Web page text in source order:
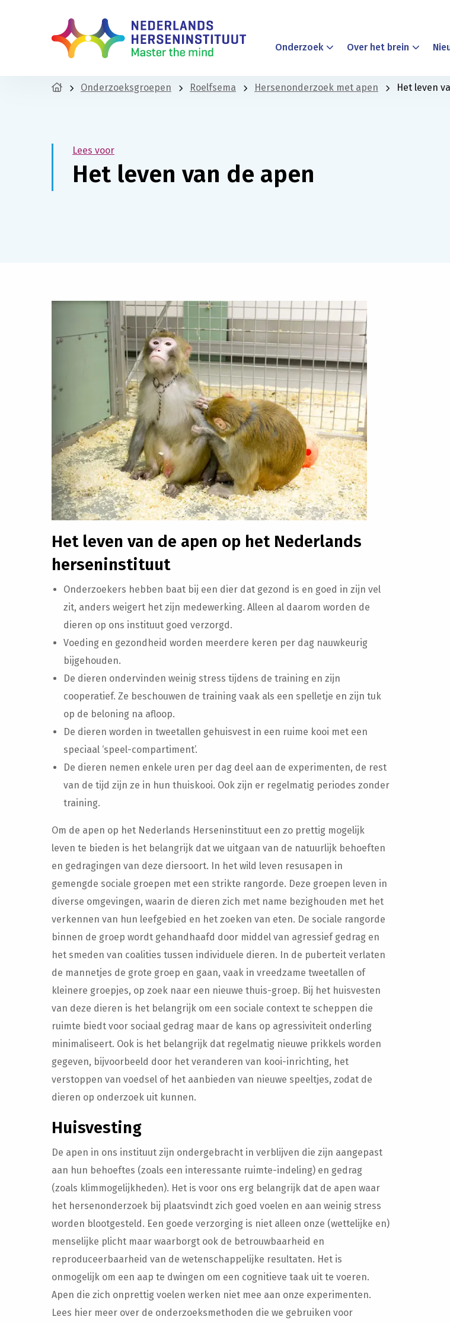
Onderzoek Over het brein
Onderzoeksgroepen Roelfsema Hersenonderzoek met apen Het leven
Lees voor
Het leven van de apen
Het leven van de apen op het Nederlands
herseninstituut
Onderzoekers hebben baat bij een dier dat gezond is en goed in zijn vel
zit, anders weigert het zijn medewerking. Alleen al daarom worden de
dieren op ons instituut goed verzorgd.
Voeding en gezondheid worden meerdere keren per dag nauwkeurig
bijgehouden.
De dieren ondervinden weinig stress tijdens de training en zijn
cooperatief. Ze beschouwen de training vaak als een spelletje en zijn tuk
op de beloning na afloop.
De dieren worden in tweetallen gehuisvest in een ruime kooi met een
speciaal ‘speel-compartiment’.
De dieren nemen enkele uren per dag deel aan de experimenten, de rest
van de tijd zijn ze in hun thuiskooi. Ook zijn er regelmatig periodes zonder
training.
Om de apen op het Nederlands Herseninstituut een zo prettig mogelijk
leven te bieden is het belangrijk dat we uitgaan van de natuurlijk behoeften
en gedragingen van deze diersoort. In het wild leven resusapen in
gemengde sociale groepen met een strikte rangorde. Deze groepen leven in
diverse omgevingen, waarin de dieren zich met name bezighouden met het
verkennen van hun leefgebied en het zoeken van eten. De sociale rangorde
binnen de groep wordt gehandhaafd door middel van agressief gedrag en
het smeden van coalities tussen individuele dieren. In de puberteit verlaten
de mannetjes de grote groep en gaan, vaak in vreedzame tweetallen of
kleinere groepjes, op zoek naar een nieuwe thuis-groep. Bij het huisvesten
van deze dieren is het belangrijk om een sociale context te scheppen die
ruimte biedt voor sociaal gedrag maar de kans op agressiviteit onderling
minimaliseert. Ook is het belangrijk dat regelmatig nieuwe prikkels worden
gegeven, bijvoorbeeld door het veranderen van kooi-inrichting, het
verstoppen van voedsel of het aanbieden van nieuwe speeltjes, zodat de
dieren op onderzoek uit kunnen.
Huisvesting
De apen in ons instituut zijn ondergebracht in verblijven die zijn aangepast
aan hun behoeftes (zoals een interessante ruimte-indeling) en gedrag
(zoals klimmogelijkheden). Het is voor ons erg belangrijk dat de apen waar
het hersenonderzoek bij plaatsvindt zich goed voelen en aan weinig stress
worden blootgesteld. Een goede verzorging is niet alleen onze (wettelijke en)
menselijke plicht maar waarborgt ook de betrouwbaarheid en
reproduceerbaarheid van de wetenschappelijke resultaten. Het is
onmogelijk om een aap te dwingen om een cognitieve taak uit te voeren.
Apen die zich onprettig voelen werken niet mee aan onze experimenten.
Lees hier meer over de onderzoeksmethoden die we gebruiken voor